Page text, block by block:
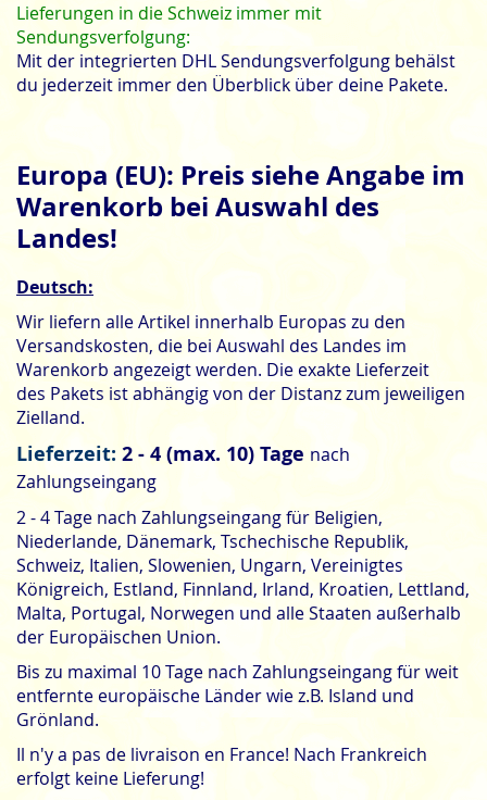
Lieferungen in die Schweiz immer mit
Sendungsverfolgung:
Mit der integrierten DHL Sendungsverfolgung behälst
du jederzeit immer den Überblick über deine Pakete.
Europa (EU): Preis siehe Angabe im
Warenkorb bei Auswahl des
Landes!
Deutsch:
Wir liefern alle Artikel innerhalb Europas zu den
Versandskosten, die bei Auswahl des Landes im
Warenkorb angezeigt werden. Die exakte Lieferzeit
des Pakets ist abhängig von der Distanz zum jeweiligen
Zielland.
Lieferzeit: 2 - 4 (max. 10) Tage nach
Zahlungseingang
2 - 4 Tage nach Zahlungseingang für Beligien,
Niederlande, Dänemark, Tschechische Republik,
Schweiz, Italien, Slowenien, Ungarn, Vereinigtes
Königreich, Estland, Finnland, Irland, Kroatien, Lettland,
Malta, Portugal, Norwegen und alle Staaten außerhalb
der Europäischen Union.
Bis zu maximal 10 Tage nach Zahlungseingang für weit
entfernte europäische Länder wie z.B. Island und
Grönland.
Il n'y a pas de livraison en France! Nach Frankreich
erfolgt keine Lieferung!